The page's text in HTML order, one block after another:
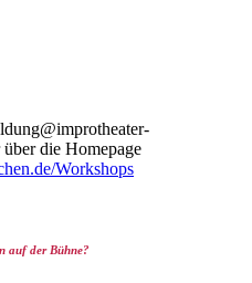
die Homepage
Workshops
auf der Bühne?